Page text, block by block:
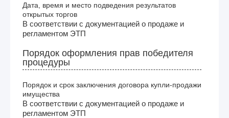
Дата, время и место подведения результатов
открытых торгов
В соответствии с документацией о продаже и
регламентом ЭТП
Порядок оформления прав победителя
процедуры
Порядок и срок заключения договора купли-продажи
имущества
В соответствии с документацией о продаже и
регламентом ЭТП